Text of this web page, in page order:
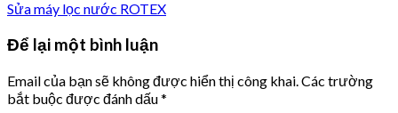
Sửa máy lọc nước ROTEX
Để lại một bình luận
Email của bạn sẽ không được hiển thị công khai. Các trường
bắt buộc được đánh dấu*